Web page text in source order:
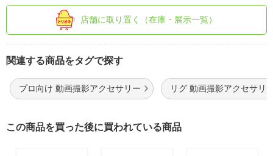
店舗に取り置く（在庫・展示一覧）
関連する商品をタグで探す
プロ向け 動画撮影アクセサリー リグ 動画撮影アクセサリ
この商品を買った後に買われている商品